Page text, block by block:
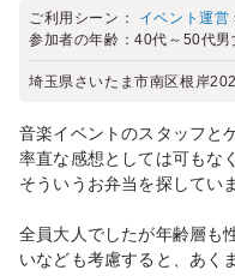
ご利用シーン： イベント運営
参加者の年齢：40代～50代男
埼玉県さいたま市南区根岸
音楽イベントのスタッフと
率直な感想としては可もな
そういうお弁当を探してい
全員大人でしたが年齢層も
いなども考慮すると、あく